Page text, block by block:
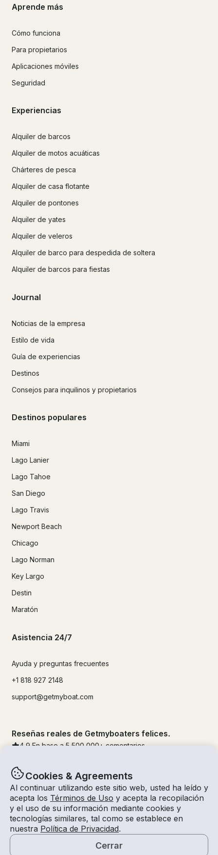
Cookies & Agreements
Al continuar utilizando este sitio web, usted ha leído y
acepta los Términos de Uso y acepta la recopilación
y el uso de su información mediante cookies y
tecnologías similares, tal como se establece en
nuestra Política de Privacidad.
Cerrar
Aprende más
Cómo funciona
Para propietarios
Aplicaciones móviles
Seguridad
Experiencias
Alquiler de barcos
Alquiler de motos acuáticas
Chárteres de pesca
Alquiler de casa flotante
Alquiler de pontones
Alquiler de yates
Alquiler de veleros
Alquiler de barco para despedida de soltera
Alquiler de barcos para fiestas
Journal
Noticias de la empresa
Estilo de vida
Guía de experiencias
Destinos
Consejos para inquilinos y propietarios
Destinos populares
Miami
Lago Lanier
Lago Tahoe
San Diego
Lago Travis
Newport Beach
Chicago
Lago Norman
Key Largo
Destin
Maratón
Asistencia 24/7
Ayuda y preguntas frecuentes
+1 818 927 2148
support@getmyboat.com
Reseñas reales de Getmyboaters felices.
4.9 En base a 5 500,000 + comentarios